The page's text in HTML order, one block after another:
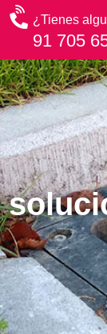
¿Tienes
91 705